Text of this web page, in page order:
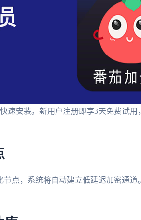
速安装。新用户注册即享3天免费试用
点，系统将自动建立低延迟加密通道